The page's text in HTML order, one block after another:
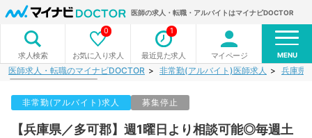
医師の求人・転職・アルバイトはマイナビDOCTOR
求人検索 お気に入り求人
0
最近見た求人
1
マイページ MENU
医師求人・転職のマイナビDOCTOR 非常勤(アルバイト)医師求人 兵庫県
非常勤(アルバイト)求人 募集停止
【兵庫県／多可郡】週1曜日より相談可能◎毎週土